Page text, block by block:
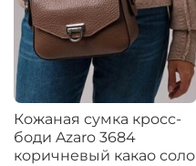
Кожаная сумка кросс-
боди Azaro 3684
коричневый какао соло